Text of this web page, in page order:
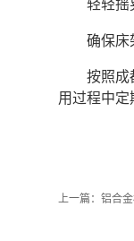
轻轻摇
确保床
按照成
用过程中
上一篇： 铝合